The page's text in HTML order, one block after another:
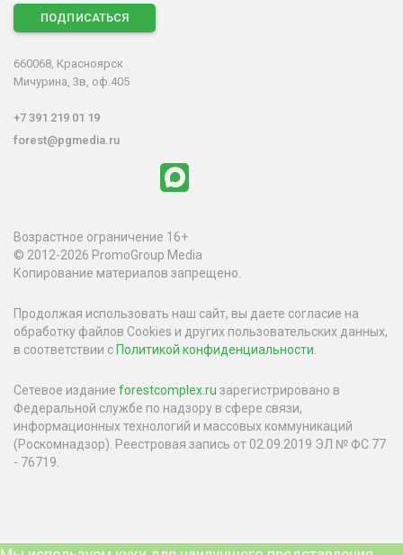
ПОДПИСАТЬСЯ
660068, Красноярск
Мичурина, 3в, оф.405
+7 391 219 01 19
forest@pgmedia.ru
Возрастное ограничение 16+
© 2012-2026 PromoGroup Media
Копирование материалов запрещено.
Продолжая использовать наш сайт, вы даете согласие на
обработку файлов Cookies и других пользовательских данных,
в соответствии сПолитикой конфиденциальности
Сетевое издание forestcomplex.ru зарегистрировано в
Федеральной службе по надзору в сфере связи,
информационных технологий и массовых коммуникаций
(Роскомнадзор). Реестровая запись от 02.09.2019 ЭЛ № ФС 77
- 76719.